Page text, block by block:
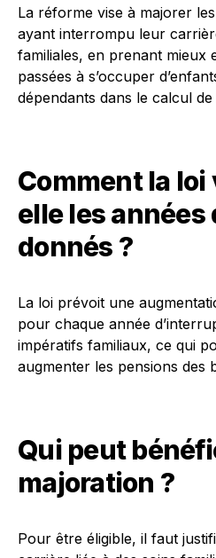
La réforme vise à majorer
ayant interrompu leur
familiales, en prenant mieux
passées à s’occuper
dépendants dans le calcul
Comment la
elle les années
donnés ?
La loi prévoit une
pour chaque année
impératifs familiaux, ce qui
augmenter les pensions des
Qui peut
majoration ?
Pour être éligible, il faut